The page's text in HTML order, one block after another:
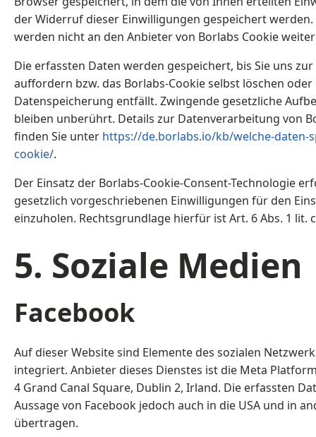
der Widerruf dieser Einwilligungen gespeichert werden.
werden nicht an den Anbieter von Borlabs Cookie
Die erfassten Daten werden gespeichert, bis Sie uns
auffordern bzw. das Borlabs-Cookie selbst löschen
Datenspeicherung entfällt. Zwingende gesetzliche
bleiben unberührt. Details zur Datenverarbeitung von
finden Sie unter https://de.borlabs.io/kb/welche-daten-
cookie/.
Der Einsatz der Borlabs-Cookie-Consent-Technologie
gesetzlich vorgeschriebenen Einwilligungen für den
einzuholen. Rechtsgrundlage hierfür ist Art. 6 Abs. 1 lit. c
5. Soziale Medien
Facebook
Auf dieser Website sind Elemente des sozialen
integriert. Anbieter dieses Dienstes ist die Meta
4 Grand Canal Square, Dublin 2, Irland. Die erfassten
Aussage von Facebook jedoch auch in die USA und in
übertragen.